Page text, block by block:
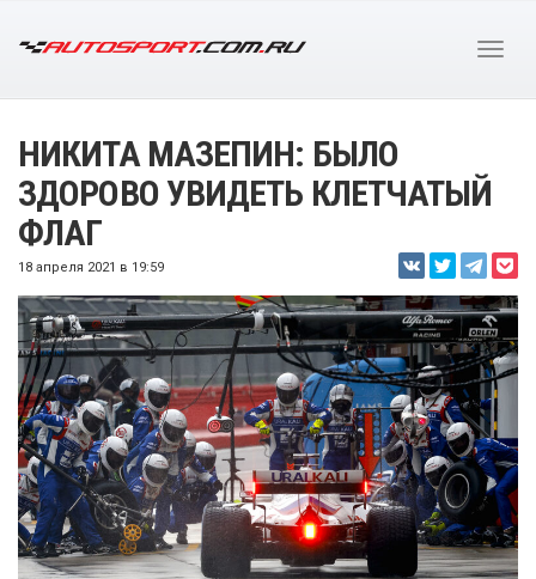
НИКИТА МАЗЕПИН: БЫЛО
ЗДОРОВО УВИДЕТЬ КЛЕТЧАТЫЙ
ФЛАГ
18 апреля 2021 в 19:59